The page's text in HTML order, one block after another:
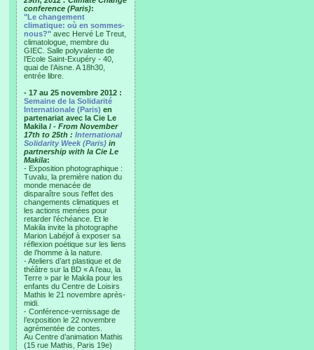
conference (Paris):
"Le changement
climatique: où en sommes-
nous?" avec Hervé Le Treut,
climatologue, membre du
GIEC. Salle polyvalente de
l’Ecole Saint-Exupéry - 40,
quai de l’Aisne. A 18h30,
entrée libre.
- 17 au 25 novembre 2012 :
Semaine de la Solidarité
Internationale (Paris) en
partenariat avec la Cie Le
Makila / - From November
17th to 25th : International
Solidarity Week (Paris) in
partnership with la Cie Le
Makila:
- Exposition photographique :
Tuvalu, la première nation du
monde menacée de
disparaître sous l’effet des
changements climatiques et
les actions menées pour
retarder l’échéance. Et le
Makila invite la photographe
Marion Labéjof à exposer sa
réflexion poétique sur les liens
de l’homme à la nature.
- Ateliers d’art plastique et de
théâtre sur la BD « A l’eau, la
Terre » par le Makila pour les
enfants du Centre de Loisirs
Mathis le 21 novembre après-
midi.
- Conférence-vernissage de
l’exposition le 22 novembre
agrémentée de contes.
Au Centre d’animation Mathis
(15 rue Mathis, Paris 19e)